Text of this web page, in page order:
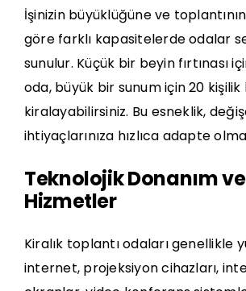
İşinizin büyüklüğüne ve
göre farklı kapasitelerde odalar
sunulur. Küçük bir beyin fırtınası
oda, büyük bir sunum için 20
kiralayabilirsiniz. Bu esneklik,
ihtiyaçlarınıza hızlıca adapte
Teknolojik Donanım ve
Hizmetler
Kiralık toplantı odaları genellikle
internet, projeksiyon cihazları,